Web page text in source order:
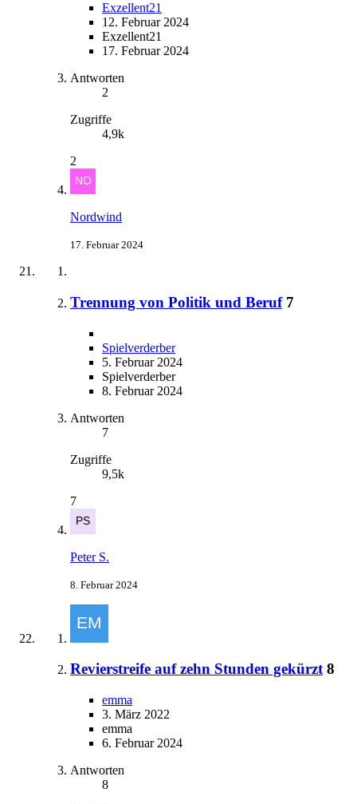
Exzellent21
12. Februar 2024
Exzellent21
17. Februar 2024
Antworten
2
Zugriffe
4,9k
2
Nordwind
17. Februar 2024
Trennung von Politik und Beruf 7
Spielverderber
5. Februar 2024
Spielverderber
8. Februar 2024
Antworten
7
Zugriffe
9,5k
7
Peter S.
8. Februar 2024
Revierstreife auf zehn Stunden gekürzt 8
emma
3. März 2022
emma
6. Februar 2024
Antworten
8